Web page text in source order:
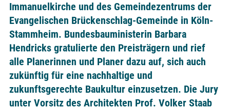
Immanuelkirche und des Gemeindezentrums der
Evangelischen Brückenschlag-Gemeinde in Köln-
Stammheim. Bundesbauministerin Barbara
Hendricks gratulierte den Preisträgern und rief
alle Planerinnen und Planer dazu auf, sich auch
zukünftig für eine nachhaltige und
zukunftsgerechte Baukultur einzusetzen. Die Jury
unter Vorsitz des Architekten Prof. Volker Staab